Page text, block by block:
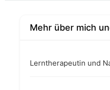
Mehr über mich
Lerntherapeutin und